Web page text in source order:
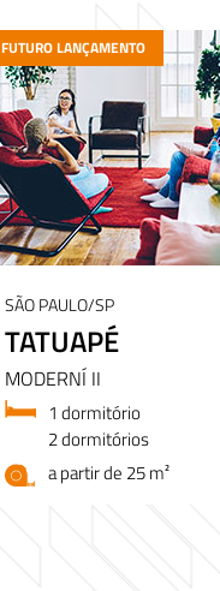
SÃO PAULO/SP
TATUAPÉ
MODERNÍ II
1 dormitório
2 dormitórios
a partir de 25 m²
FUTURO LANÇAMENTO